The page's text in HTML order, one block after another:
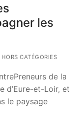
les
HORS CATÉGORIES
de la
d’Eure-et-Loir, et
le paysage